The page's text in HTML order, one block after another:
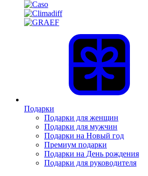
Подарки
Подарки для женщин
Подарки для мужчин
Подарки на Новый год
Премиум подарки
Подарки на День рождения
Подарки для руководителя